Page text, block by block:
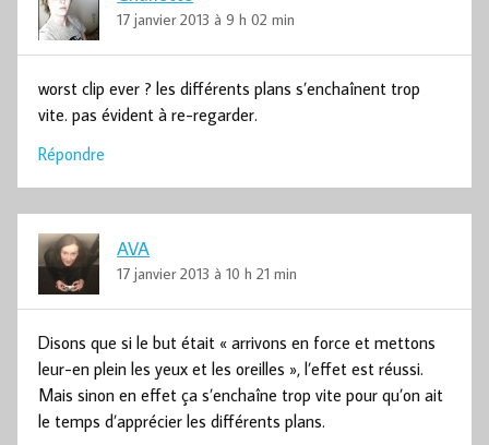
17 janvier 2013 à 9 h 02 min
worst clip ever ? les différents plans s’enchaînent trop
vite. pas évident à re-regarder.
Répondre
AVA
17 janvier 2013 à 10 h 21 min
Disons que si le but était « arrivons en force et mettons
leur-en plein les yeux et les oreilles », l’effet est réussi.
Mais sinon en effet ça s’enchaîne trop vite pour qu’on ait
le temps d’apprécier les différents plans.